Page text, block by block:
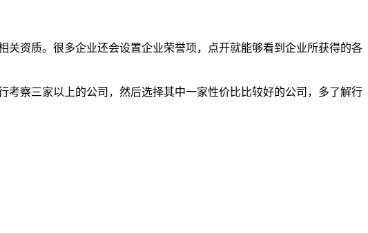
资质。很多企业还会设置企业荣誉项，点开就能够看到企业所获得的各
察三家以上的公司，然后选择其中一家性价比比较好的公司，多了解行